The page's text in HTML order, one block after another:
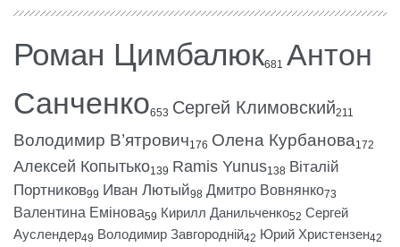
Роман Цимбалюк681 Антон
Санченко653 Сергей Климовский211
Володимир В’ятрович176 Олена Курбанова172
Алексей Копытько139 Ramis Yunus138 Віталій
Портников99 Иван Лютый98 Дмитро Вовнянко73
Валентина Емінова59 Кирилл Данильченко52 Сергей
Ауслендер49 Володимир Завгородній42 Юрий Христензен42